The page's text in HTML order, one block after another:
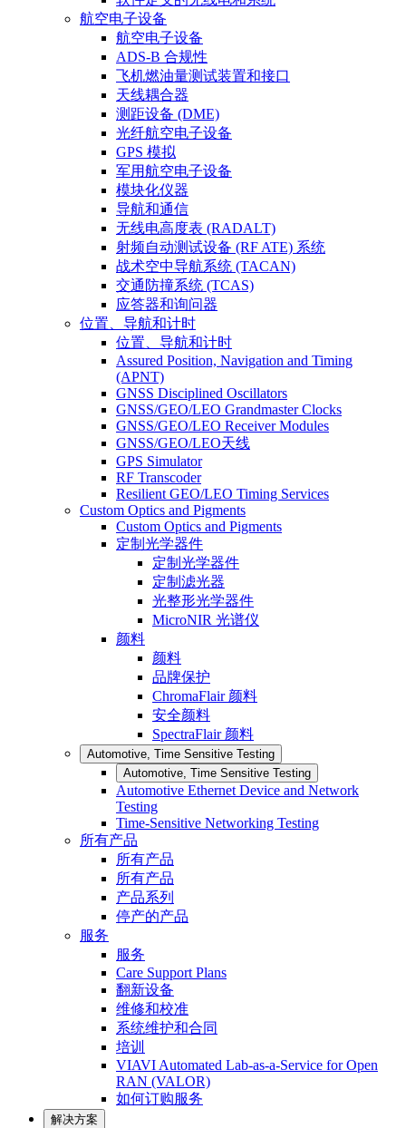
航空电子设备
航空电子设备
ADS-B 合规性
飞机燃油量测试装置和接口
天线耦合器
测距设备 (DME)
光纤航空电子设备
GPS 模拟
军用航空电子设备
模块化仪器
导航和通信
无线电高度表 (RADALT)
射频自动测试设备 (RF ATE) 系统
战术空中导航系统 (TACAN)
交通防撞系统 (TCAS)
应答器和询问器
位置、导航和计时
位置、导航和计时
Assured Position, Navigation and Timing
(APNT)
GNSS Disciplined Oscillators
GNSS/GEO/LEO Grandmaster Clocks
GNSS/GEO/LEO Receiver Modules
GNSS/GEO/LEO天线
GPS Simulator
RF Transcoder
Resilient GEO/LEO Timing Services
Custom Optics and Pigments
Custom Optics and Pigments
定制光学器件
定制光学器件
定制滤光器
光整形光学器件
MicroNIR 光谱仪
颜料
颜料
品牌保护
ChromaFlair 颜料
安全颜料
SpectraFlair 颜料
Automotive, Time Sensitive Testing
Automotive, Time Sensitive Testing
Automotive Ethernet Device and Network
Testing
Time-Sensitive Networking Testing
所有产品
所有产品
所有产品
产品系列
停产的产品
服务
服务
Care Support Plans
翻新设备
维修和校准
系统维护和合同
培训
VIAVI Automated Lab-as-a-Service for Open
RAN (VALOR)
如何订购服务
解决方案